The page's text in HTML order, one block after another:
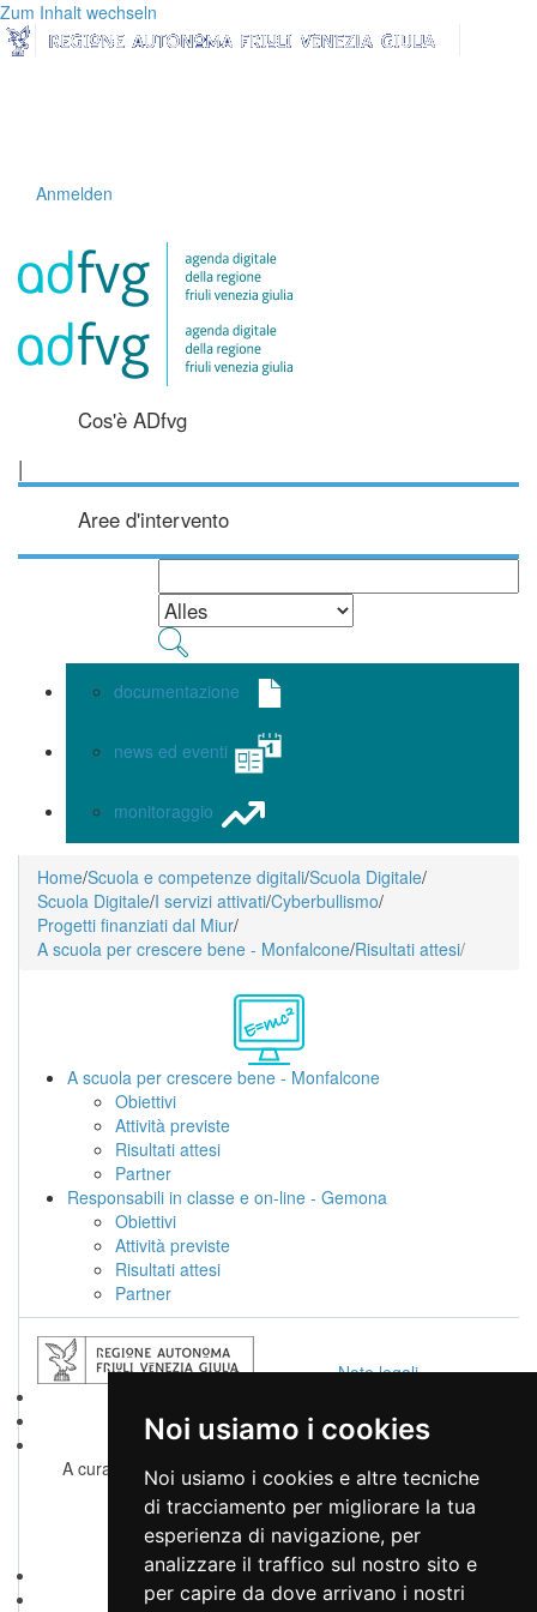
Noi usiamo i cookies
Noi usiamo i cookies e altre tecniche
di tracciamento per migliorare la tua
esperienza di navigazione, per
analizzare il traffico sul nostro sito e
per capire da dove arrivano i nostri
Zum Inhalt wechseln
Anmelden
Cos'è ADfvg
|
Aree d'intervento
documentazione
news ed eventi
monitoraggio
Home/Scuola e competenze digitali/Scuola Digitale/
Scuola Digitale/I servizi attivati/Cyberbullismo/
Progetti finanziati dal Miur/
A scuola per crescere bene - Monfalcone/Risultati attesi/
A scuola per crescere bene - Monfalcone
Obiettivi
Attività previste
Risultati attesi
Partner
Responsabili in classe e on-line - Gemona
Obiettivi
Attività previste
Risultati attesi
Partner
Note legali
Accessibilità
Cambio preferenze cookie
A cura di
servizio sistemi informativi, digitalizzazione ed e-
government
Realizzato da
Note legali
Privacy